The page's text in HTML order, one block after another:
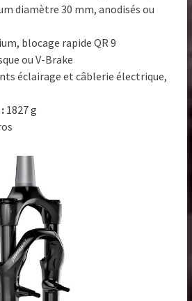
diamètre 30 mm, anodisés ou
blocage rapide QR 9
ou V-Brake
éclairage et câblerie électrique,
1827 g